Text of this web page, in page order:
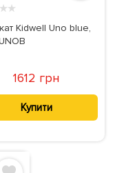
★★
Kidwell Uno blue,
1612 грн
Купити